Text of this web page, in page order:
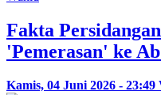
Fakta
'Pemerasan' ke
Kamis, 04 Juni 2026 -